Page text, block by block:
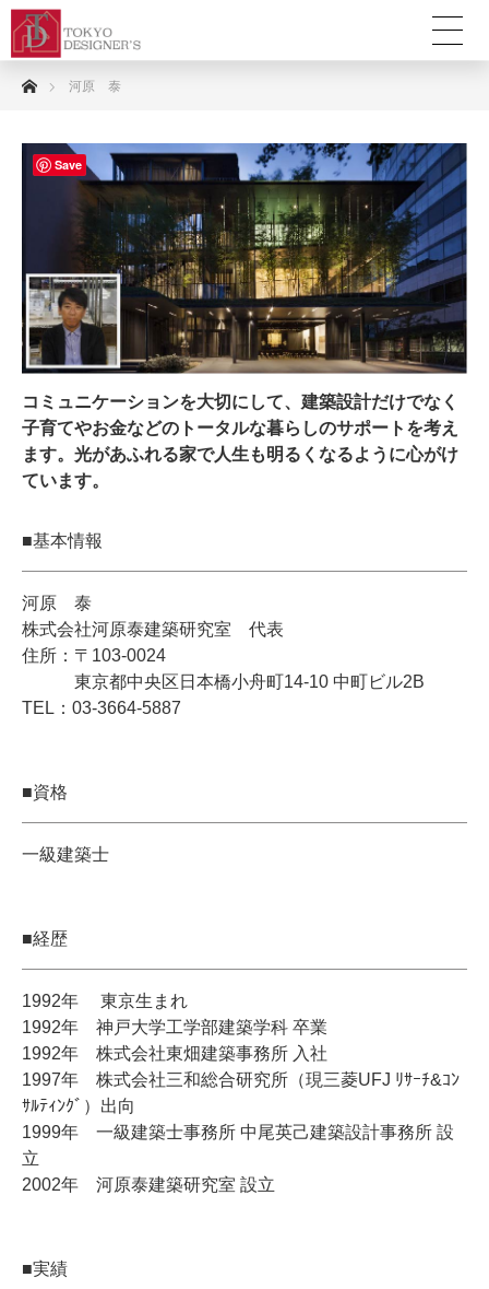
ホーム河原 泰
コミュニケーションを大切にして、建築設計だけでなく
子育てやお金などのトータルな暮らしのサポートを考え
ます。光があふれる家で人生も明るくなるように心がけ
ています。
■基本情報
河原 泰
株式会社河原泰建築研究室 代表
住所：〒103-0024
東京都中央区日本橋小舟町14-10 中町ビル2B
TEL：03-3664-5887
■資格
一級建築士
■経歴
1992年 東京生まれ
1992年 神戸大学工学部建築学科 卒業
1992年 株式会社東畑建築事務所 入社
1997年 株式会社三和総合研究所（現三菱UFJ ﾘｻｰﾁ&ｺﾝ
ｻﾙﾃｨﾝｸﾞ）出向
1999年 一級建築士事務所 中尾英己建築設計事務所 設
立
2002年 河原泰建築研究室 設立
■実績
Save